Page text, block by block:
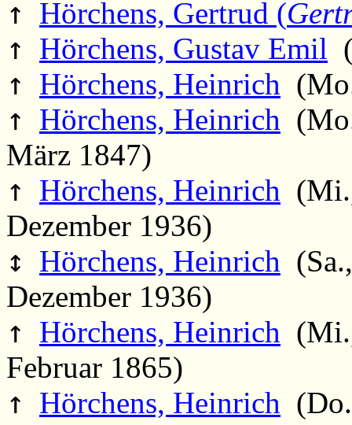
↑ Hörchens, Gertrud (
↑ Hörchens, Gustav Emil
↑ Hörchens, Heinrich
↑ Hörchens, Heinrich
März 1847)
↑ Hörchens, Heinrich
Dezember 1936)
↕ Hörchens, Heinrich
Dezember 1936)
↑ Hörchens, Heinrich
Februar 1865)
↑ Hörchens, Heinrich